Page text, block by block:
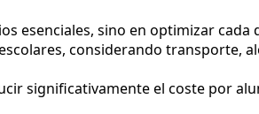
esenciales, sino en optimizar cada
considerando transporte,
significativamente el coste por